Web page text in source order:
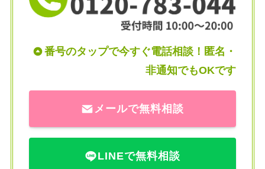
番号のタップで今すぐ電話相談！匿名・
非通知でもOKです
メールで無料相談
LINEで無料相談